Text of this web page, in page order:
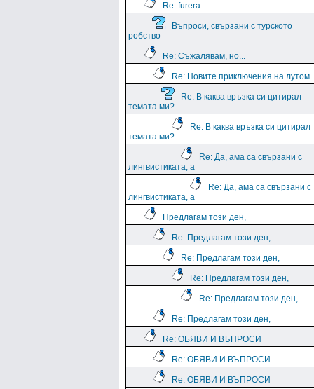
Re: furera
Въпроси, свързани с турското
робство
Re: Съжалявам, но...
Re: Новите приключения на лутом
Re: В каква връзка си цитирал
темата ми?
Re: В каква връзка си цитирал
темата ми?
Re: Да, ама са свързани с
лингвистиката, а
Re: Да, ама са свързани с
лингвистиката, а
Предлагам този ден,
Re: Предлагам този ден,
Re: Предлагам този ден,
Re: Предлагам този ден,
Re: Предлагам този ден,
Re: Предлагам този ден,
Re: ОБЯВИ И ВЪПРОСИ
Re: ОБЯВИ И ВЪПРОСИ
Re: ОБЯВИ И ВЪПРОСИ